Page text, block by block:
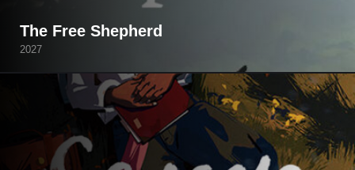
The Free Shepherd
2027